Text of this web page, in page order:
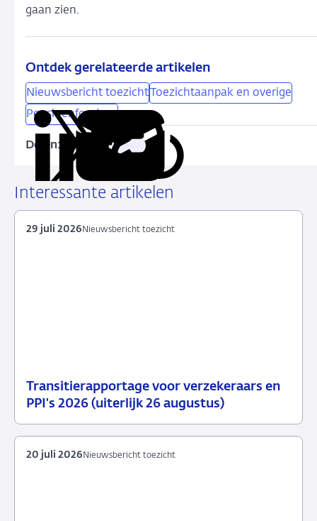
gaan zien.
Ontdek gerelateerde artikelen
Nieuwsbericht toezicht
Toezichtaanpak en overige
Pensioenfondsen
Delen:
Deel
LinkedIn
via
X
Deel
Facebook
Deel
e-
Kopieer
Interessante artikelen
Transitierapportage voor verzekeraars en
PPI's 2026 (uiterlijk 26 augustus)
29
Nieuwsbericht
Nieuwsbericht toezicht
29 juli 2026
Nieuwsbericht toezicht
20 juli 2026